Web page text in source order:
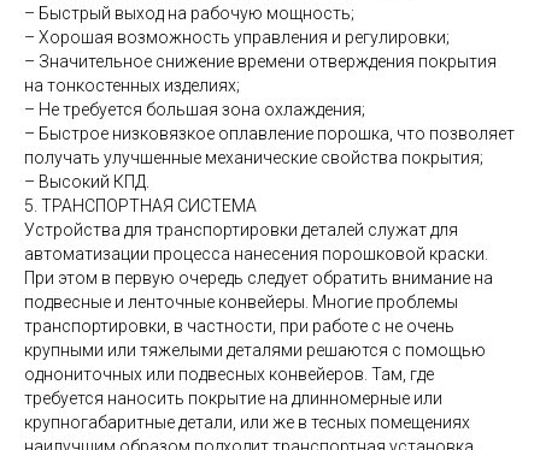
– Быстрый выход на рабочую мощность;
– Хорошая возможность управления и регулировки;
– Значительное снижение времени отверждения покрытия
на тонкостенных изделиях;
– Не требуется большая зона охлаждения;
– Быстрое низковязкое оплавление порошка, что позволяет
получать улучшенные механические свойства покрытия;
– Высокий КПД.
5. ТРАНСПОРТНАЯ СИСТЕМА
Устройства для транспортировки деталей служат для
автоматизации процесса нанесения порошковой краски.
При этом в первую очередь следует обратить внимание на
подвесные и ленточные конвейеры. Многие проблемы
транспортировки, в частности, при работе с не очень
крупными или тяжелыми деталями решаются с помощью
однониточных или подвесных конвейеров. Там, где
требуется наносить покрытие на длинномерные или
крупногабаритные детали, или же в тесных помещениях
наилучшим образом подходит транспортная установка,